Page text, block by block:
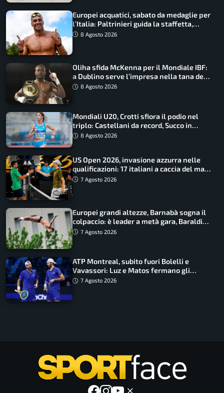
Europei acquatici, sabato da medaglie per
l’Italia: Paltrinieri guida la staffetta,
Barnabà sogna l’oro dalle grandi altezze
8 Agosto 2026
Oliha sfida McKenna per il Mondiale IBF:
a Dublino serve l’impresa nella tana del
lupo8 Agosto 2026
Mondiali U20, Crotti sfiora il podio nel
triplo: Castellani da record, Succo in
finale
8 Agosto 2026
US Open 2026, invasione azzurra nelle
qualificazioni: 17 italiani a caccia del main
draw7 Agosto 2026
Europei grandi altezze, Barnabà sogna il
colpaccio: è leader a metà gara, Baraldi
ancora in corsa
7 Agosto 2026
ATP Montreal, subito fuori Bolelli e
Vavassori: Luz e Matos fermano gli
azzurri
7 Agosto 2026